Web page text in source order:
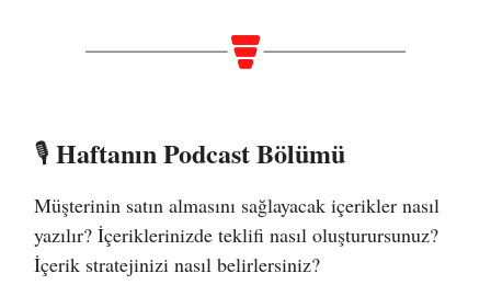
🎙️ Haftanın Podcast Bölümü
Müşterinin satın almasını sağlayacak içerikler nasıl
yazılır? İçeriklerinizde teklifi nasıl oluşturursunuz?
İçerik stratejinizi nasıl belirlersiniz?